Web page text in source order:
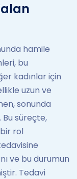
hamile
bu
kadınlar için
uzun ve
sonunda
Bu süreçte,
rol
ve bu durumun
Tedavi